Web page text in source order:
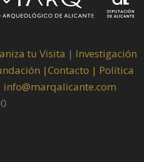
tu Visita | Investigación
|Contacto | Política
info@marqalicante.com